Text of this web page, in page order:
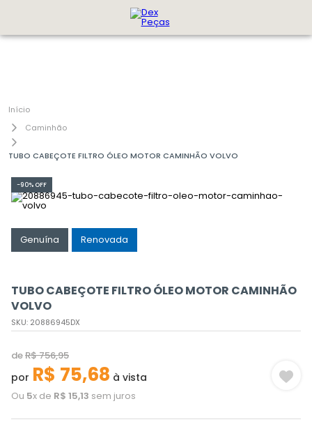
Caminhão
TUBO CABEÇOTE FILTRO ÓLEO MOTOR CAMINHÃO VOLVO
-90% OFF
Genuína Renovada
TUBO CABEÇOTE FILTRO ÓLEO MOTOR CAMINHÃO
VOLVO
SKU: 20886945DX
deR$756,95
por R$ 75,68 à vista
Ou 5x de R$ 15,13 sem juros